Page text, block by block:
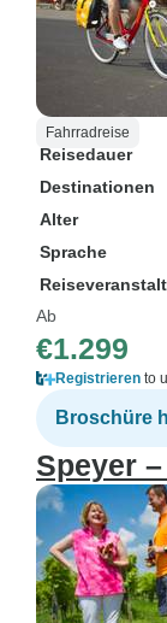
Fahrradreise
Reisedauer
Destinationen
Alter
Sprache
Ab
€1.299
Registrieren to
Broschüre
Speyer